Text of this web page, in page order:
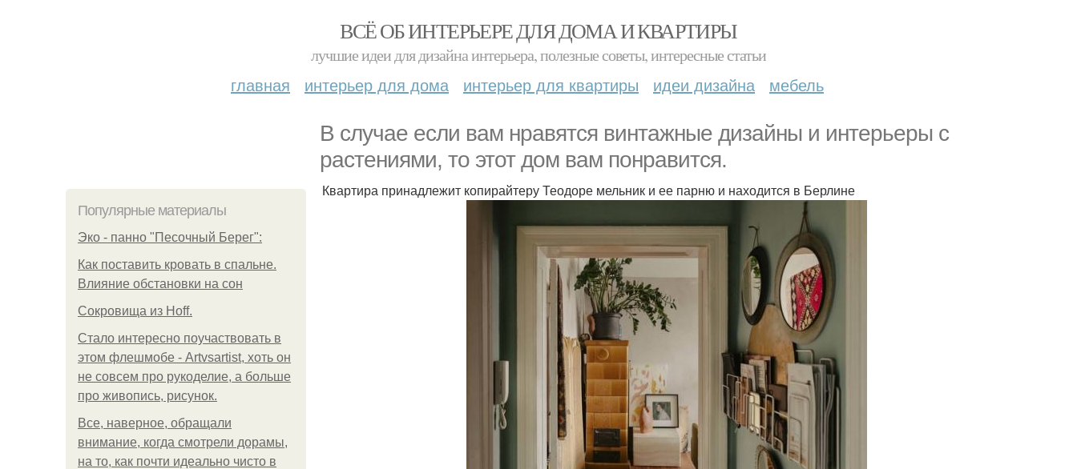
ВСЁ ОБ ИНТЕРЬЕРЕ ДЛЯ ДОМА И КВАРТИРЫ
лучшие идеи для дизайна интерьера, полезные советы, интересные статьи
главная интерьер для дома интерьер для квартиры идеи дизайна мебель
В случае если вам нравятся винтажные дизайны и интерьеры с
растениями, то этот дом вам понравится.
Популярные материалы
Эко - панно "Песочный Берег":
Как поставить кровать в спальне.
Влияние обстановки на сон
Сокровища из Hoff.
Стало интересно поучаствовать в
этом флешмобе - Artvsartist, хоть он
не совсем про рукоделие, а больше
про живопись, рисунок.
Все, наверное, обращали
внимание, когда смотрели дорамы,
на то, как почти идеально чисто в
Квартира принадлежит копирайтеру Теодоре мельник и ее парню и находится в Берлине